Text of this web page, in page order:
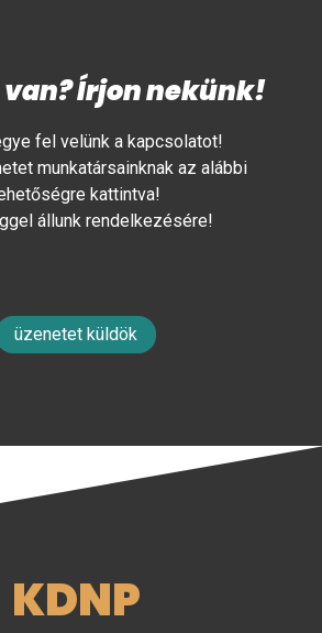
van? Írjon nekünk!
fel velünk a kapcsolatot!
munkatársainknak az alábbi
kattintva!
állunk rendelkezésére!
üzenetet küldök
KDNP